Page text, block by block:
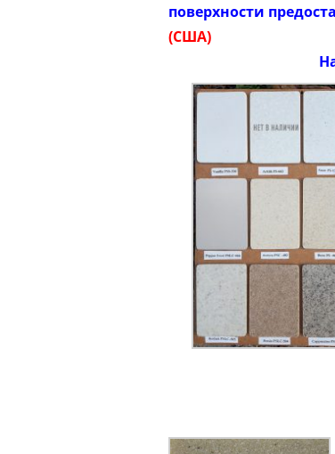
поверхности
(США)